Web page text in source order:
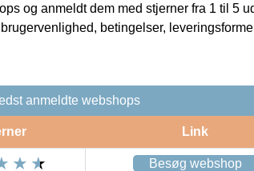
og anmeldt dem med stjerner fra 1 til 5
betingelser,
anmeldte webshops
Link
Besøg webshop